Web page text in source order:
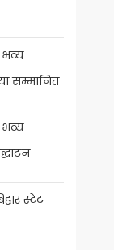
भव्य
सम्मानित
भव्य
स्टेट